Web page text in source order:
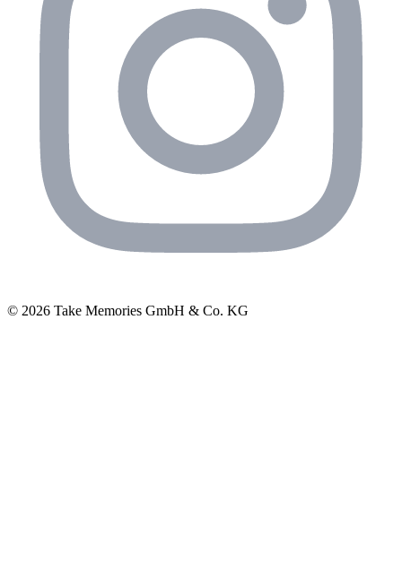
© 2026 Take Memories GmbH & Co. KG